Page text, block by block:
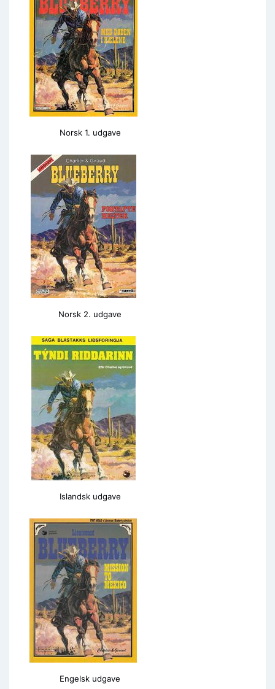
Norsk 1. udgave
Norsk 2. udgave
Islandsk udgave
Engelsk udgave